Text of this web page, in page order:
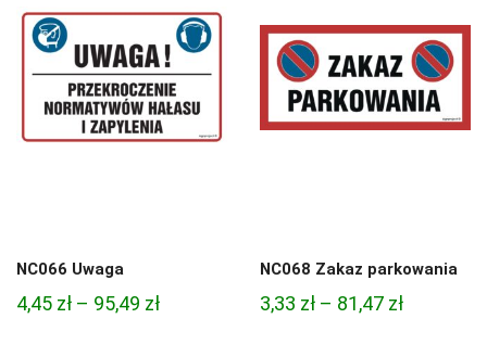
68,74 zł
NC066 Uwaga
4,45 zł – 95,49 złZakres
NC068 Zakaz parkowania
3,33 zł – 81,47 złZakres